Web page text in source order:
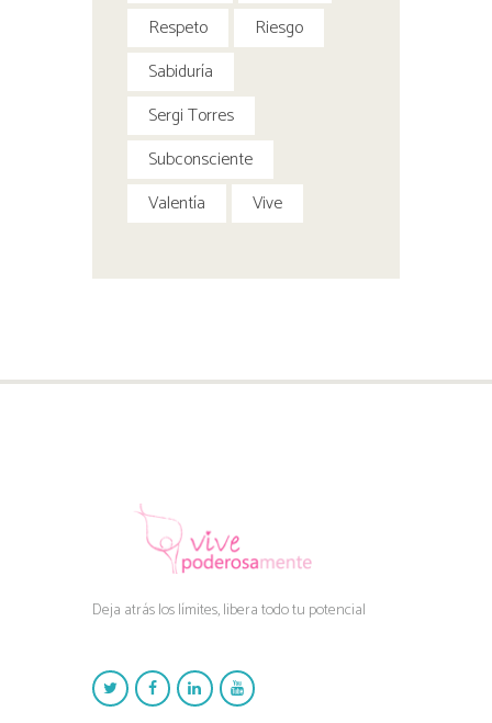
Respeto
Riesgo
Sabiduría
Sergi Torres
Subconsciente
Valentía
Vive
Deja atrás los límites, libera todo tu potencial